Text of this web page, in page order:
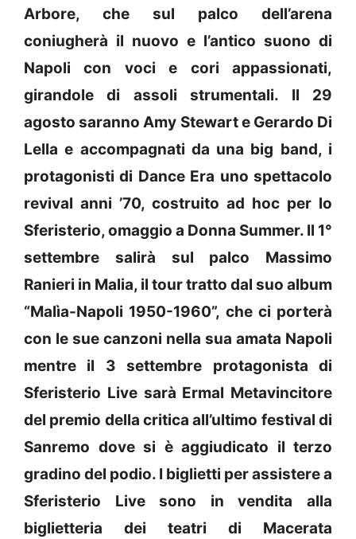
Arbore, che sul palco dell’arena
coniugherà il nuovo e l’antico suono di
Napoli con voci e cori appassionati,
girandole di assoli strumentali. Il 29
agosto saranno Amy Stewart e Gerardo Di
Lella e accompagnati da una big band, i
protagonisti di Dance Era uno spettacolo
revival anni ’70, costruito ad hoc per lo
Sferisterio, omaggio a Donna Summer. Il 1°
settembre salirà sul palco Massimo
Ranieri in Malia, il tour tratto dal suo album
“Malìa-Napoli 1950-1960”, che ci porterà
con le sue canzoni nella sua amata Napoli
mentre il 3 settembre protagonista di
Sferisterio Live sarà Ermal Metavincitore
del premio della critica all’ultimo festival di
Sanremo dove si è aggiudicato il terzo
gradino del podio. I biglietti per assistere a
Sferisterio Live sono in vendita alla
biglietteria dei teatri di Macerata